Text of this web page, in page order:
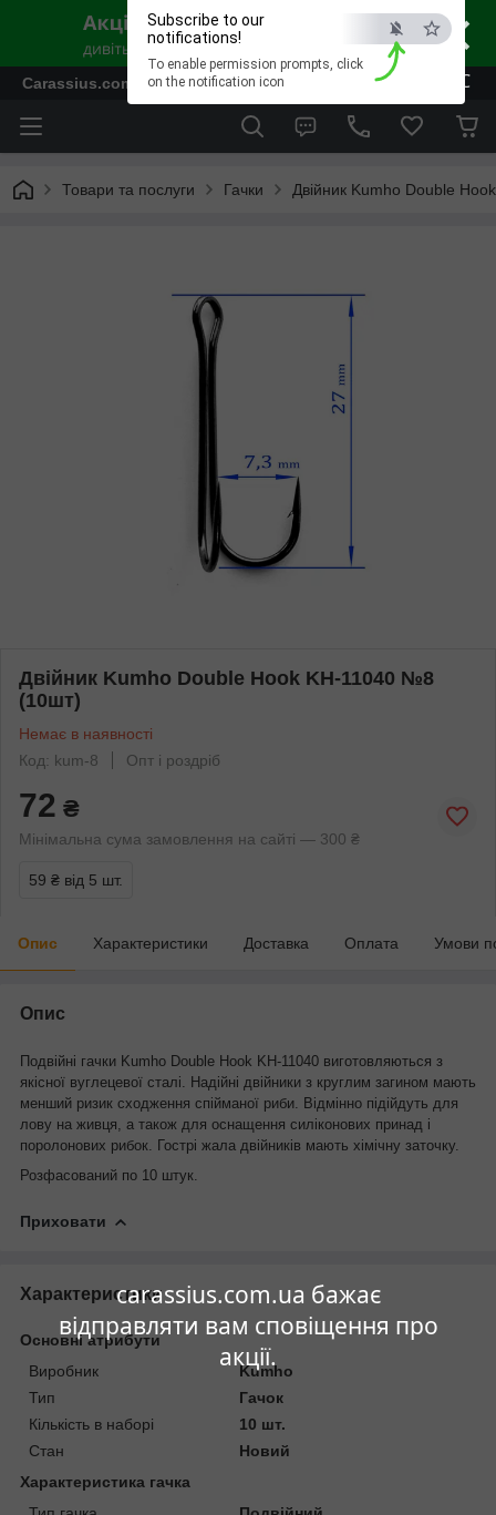
×
ESC
carassius.com.ua бажає
відправляти вам сповіщення про
акції.
Subscribe to our
notifications!
To enable permission prompts, click
on the notification icon
Carassius.com.ua - Все для риболовлі та відпочинку
Товари та послуги Гачки Двійник Kumho Double
Двійник Kumho Double Hook KH-11040 №8
(10шт)
Немає в наявності
Код: kum-8
Опт і роздріб
72 ₴
Мінімальна сума замовлення на сайті — 300 ₴
59 ₴ від 5 шт.
Опис Характеристики Доставка Оплата Умови
Опис
Подвійні гачки Kumho Double Hook KH-11040 виготовляються з
якісної вуглецевої сталі. Надійні двійники з круглим загином мають
менший ризик сходження спійманої риби. Відмінно підійдуть для
лову на живця, а також для оснащення силіконових принад і
поролонових рибок. Гострі жала двійників мають хімічну заточку.
Розфасований по 10 штук.
Приховати
Характеристики
Основні атрибути
Виробник
Kumho
Тип
Гачок
Кількість в наборі
10 шт.
Стан
Новий
Характеристика гачка